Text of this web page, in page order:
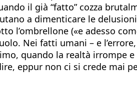
il già “fatto” cozza
a dimenticare le
l’ombrellone («e adesso
Nei fatti umani – e
quando la realtà irrompe
eppur non ci si crede mai